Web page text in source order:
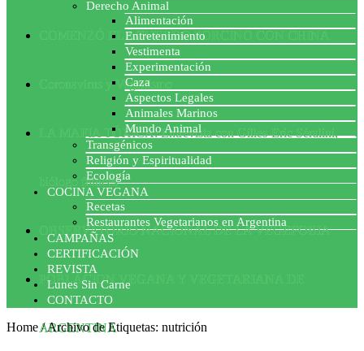
COMENZÓ EL ACUERDO PORCINO CON CHINA
Coronavirus y Veganismo
LA MAFIA TÓXICA: Entrevista con Gilles-Eric Séralini,
biólogo francés
OBSERVATORIO NACIONAL DE LA VEGEFOBIA
POBLACION VEGANA Y VEGETARIANA DE
ARGENTINA
Derecho Animal
Alimentación
Entretenimiento
Vestimenta
Experimentación
Caza
Aspectos Legales
Animales Marinos
Mundo Animal
Transgénicos
Religión y Espiritualidad
Ecología
COCINA VEGANA
Recetas
Restaurantes Vegetarianos en Argentina
CAMPAÑAS
CERTIFICACIÓN
REVISTA
Lunes Sin Carne
CONTACTO
Home/Archivo de Etiquetas: nutrición